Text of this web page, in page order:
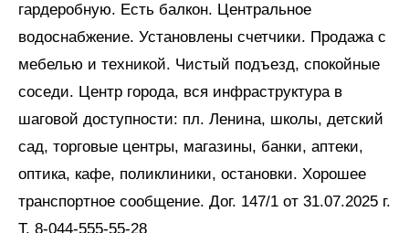
гардеробную. Есть балкон. Центральное
водоснабжение. Установлены счетчики. Продажа с
мебелью и техникой. Чистый подъезд, спокойные
соседи. Центр города, вся инфраструктура в
шаговой доступности: пл. Ленина, школы, детский
сад, торговые центры, магазины, банки, аптеки,
оптика, кафе, поликлиники, остановки. Хорошее
транспортное сообщение. Дог. 147/1 от 31.07.2025 г.
Т. 8-044-555-55-28